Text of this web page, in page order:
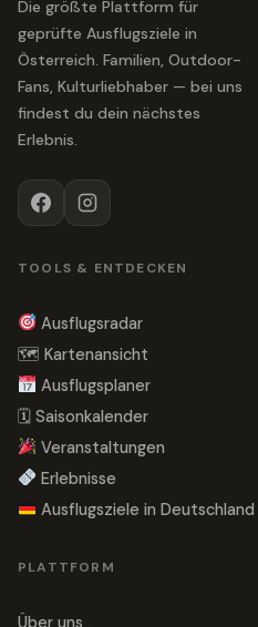
Die größte Plattform für
geprüfte Ausflugsziele in
Österreich. Familien, Outdoor-
Fans, Kulturliebhaber — bei uns
findest du dein nächstes
Erlebnis.
TOOLS & ENTDECKEN
Ausflugsradar
🗺 Kartenansicht
Ausflugsplaner
🗓 Saisonkalender
Veranstaltungen
Erlebnisse
Ausflugsziele in Deutschland
PLATTFORM
Über uns